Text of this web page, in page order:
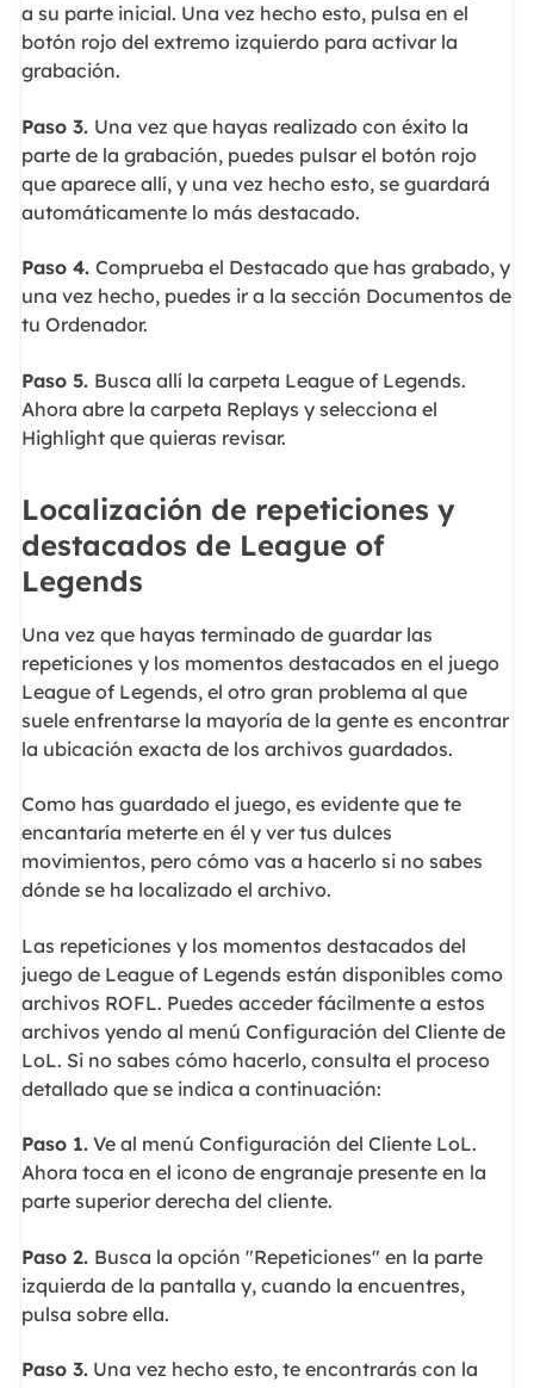
a su parte inicial. Una vez hecho esto, pulsa en el
botón rojo del extremo izquierdo para activar la
grabación.
Paso 3. Una vez que hayas realizado con éxito la
parte de la grabación, puedes pulsar el botón rojo
que aparece allí, y una vez hecho esto, se guardará
automáticamente lo más destacado.
Paso 4. Comprueba el Destacado que has grabado, y
una vez hecho, puedes ir a la sección Documentos de
tu Ordenador.
Paso 5. Busca allí la carpeta League of Legends.
Ahora abre la carpeta Replays y selecciona el
Highlight que quieras revisar.
Localización de repeticiones y
destacados de League of
Legends
Una vez que hayas terminado de guardar las
repeticiones y los momentos destacados en el juego
League of Legends, el otro gran problema al que
suele enfrentarse la mayoría de la gente es encontrar
la ubicación exacta de los archivos guardados.
Como has guardado el juego, es evidente que te
encantaría meterte en él y ver tus dulces
movimientos, pero cómo vas a hacerlo si no sabes
dónde se ha localizado el archivo.
Las repeticiones y los momentos destacados del
juego de League of Legends están disponibles como
archivos ROFL. Puedes acceder fácilmente a estos
archivos yendo al menú Configuración del Cliente de
LoL. Si no sabes cómo hacerlo, consulta el proceso
detallado que se indica a continuación:
Paso 1.Ve al menú Configuración del Cliente LoL.
Ahora toca en el icono de engranaje presente en la
parte superior derecha del cliente.
Paso 2. Busca la opción "Repeticiones" en la parte
izquierda de la pantalla y, cuando la encuentres,
pulsa sobre ella.
Paso 3.Una vez hecho esto, te encontrarás con la